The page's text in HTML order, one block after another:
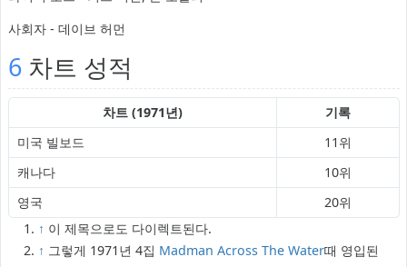
사회자 - 데이브 허먼
6차트 성적
차트 (1971년)
기록
미국 빌보드
11위
캐나다
10위
영국
20위
↑ 이 제목으로도 다이렉트된다.
↑ 그렇게 1971년 4집 Madman Across The Water때 영입된